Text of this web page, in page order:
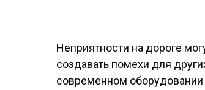
Неприятности на дороге
создавать помехи для
современном оборудовании